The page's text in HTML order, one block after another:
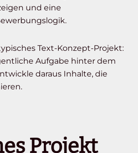
und eine
Text-Konzept-Projekt:
Aufgabe hinter dem
daraus Inhalte, die
Projekt